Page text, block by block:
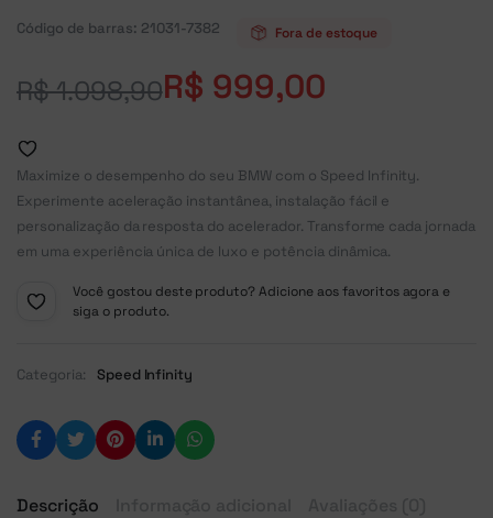
Código de barras: 21031-7382 Fora de estoque
R$1.098,90R$ 999,00
Maximize o desempenho do seu BMW com o Speed Infinity.
Experimente aceleração instantânea, instalação fácil e
personalização da resposta do acelerador. Transforme cada jornada
em uma experiência única de luxo e potência dinâmica.
Você gostou deste produto? Adicione aos favoritos agora e
siga o produto.
Categoria: Speed Infinity
Descrição